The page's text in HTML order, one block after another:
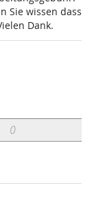
Sie wissen dass
Dank.